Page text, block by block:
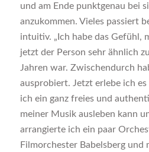
und am Ende punktgenau bei
anzukommen. Vieles passiert
intuitiv. „Ich habe das Gefühl,
jetzt der Person sehr ähnlich
Jahren war. Zwischendurch
ausprobiert. Jetzt erlebe ich
ich ein ganz freies und
meiner Musik ausleben kann
arrangierte ich ein paar
Filmorchester Babelsberg und